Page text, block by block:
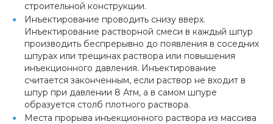
строительной конструкции.
Инъектирование проводить снизу вверх.
Инъектирование растворной смеси в каждый шпур
производить беспрерывно до появления в соседних
шпурах или трещинах раствора или повышения
инъекционного давления. Инъектирование
считается законченным, если раствор не входит в
шпур при давлении 8 Атм, а в самом шпуре
образуется столб плотного раствора.
Места прорыва инъекционного раствора из массива